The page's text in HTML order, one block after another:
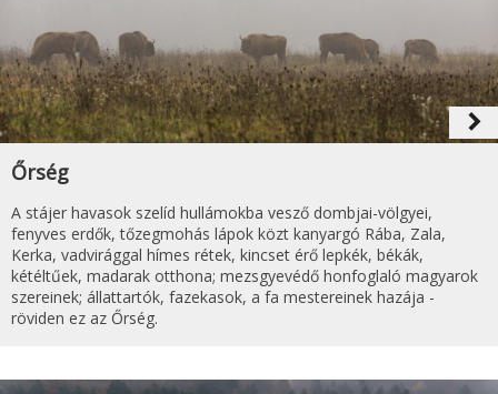
navigate_next
Őrség
A stájer havasok szelíd hullámokba vesző dombjai-völgyei,
fenyves erdők, tőzegmohás lápok közt kanyargó Rába, Zala,
Kerka, vadvirággal hímes rétek, kincset érő lepkék, békák,
kétéltűek, madarak otthona; mezsgyevédő honfoglaló magyarok
szereinek; állattartók, fazekasok, a fa mestereinek hazája -
röviden ez az Őrség.